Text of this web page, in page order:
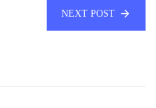
NEXT POST